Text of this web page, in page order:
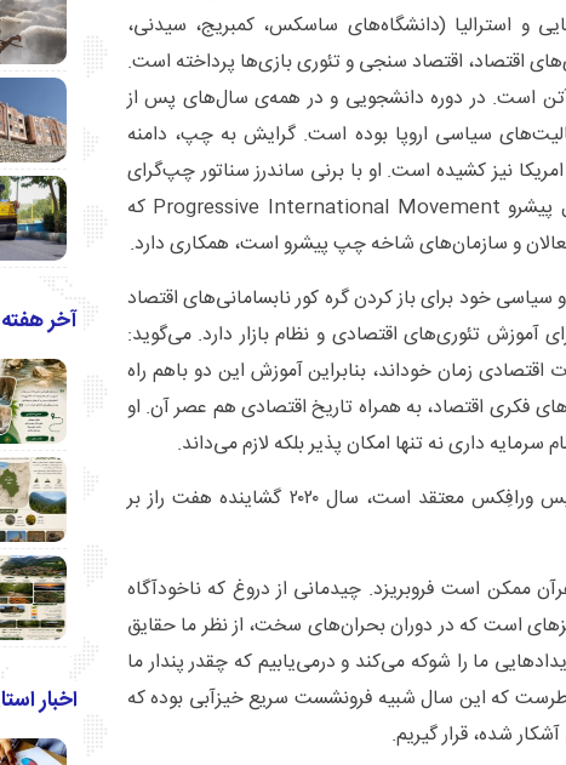
و استرالیا (دانشگاه‌های ساسکس، کمبریج، سیدنی،
اقتصاد، اقتصاد سنجی و تئوری بازی‌ها پرداخته است.
آتن است. در دوره دانشجویی و در همه‌ی سال‌های پس از
سیاسی اروپا بوده است. گرایش به چپ، دامنه
نیز کشیده است. او با برنی ساندرز سناتور چپ‌گرای
امریکایی، در نهضت بین‌الملل پیشرو Progressive International Movement که
و سازمان‌های شاخه چپ پیشرو است، همکاری دارد.
سیاسی خود برای باز کردن گره کور نابسامانی‌های اقتصاد
آموزش تئوری‌های اقتصادی و نظام بازار دارد. می‌گوید:
اقتصادی زمان خوداند، بنابراین آموزش این دو باهم راه
فکری اقتصاد، به همراه تاریخ اقتصادی هم عصر آن. او
سرمایه داری نه تنها امکان پذیر بلکه لازم می‌داند.
برپایه‌ی چنین دیدگاهی، یانیس ورافِکس معتقد است، سال ۲۰۲۰ گشاینده هفت راز بر
است فروبریزد. چیدمانی از دروغ که ناخودآگاه
است که در دوران بحران‌های سخت، از نظر ما حقایق
ما را شوکه می‌کند و درمی‌یابیم که چقدر پندار ما
که این سال شبیه فرونشست سریع خیزآبی بوده‌ که
آشکار شده، قرار گیریم.
آخر
اخبار